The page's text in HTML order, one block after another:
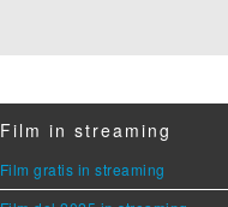
Film in streaming
Film gratis in streaming